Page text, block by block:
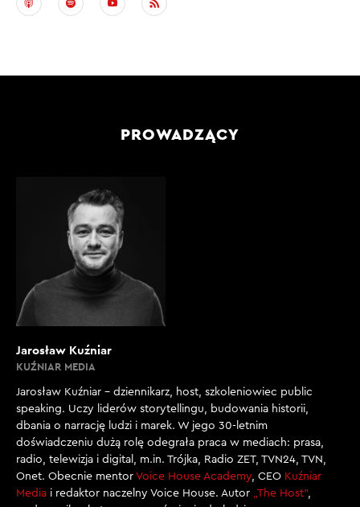
PROWADZĄCY
Jarosław Kuźniar
KUŹNIAR MEDIA
Jarosław Kuźniar – dziennikarz, host, szkoleniowiec public
speaking. Uczy liderów storytellingu, budowania historii,
dbania o narrację ludzi i marek. W jego 30-letnim
doświadczeniu dużą rolę odegrała praca w mediach: prasa,
radio, telewizja i digital, m.in. Trójka, Radio ZET, TVN24, TVN,
Onet. Obecnie mentor Voice House Academy, CEO Kuźniar
Media i redaktor naczelny Voice House. Autor „The Host”,